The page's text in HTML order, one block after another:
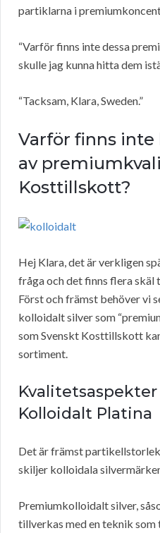
partiklarna i
“Varför finns inte dessa
skulle jag kunna hitta dem
“Tacksam, Klara, Sweden.”
Varför finns
av
Kosttillskott?
Hej Klara, det är verkligen
fråga och det finns flera
Först och främst behöver vi
kolloidalt silver som
som Svenskt Kosttillskott
sortiment.
Kolloidalt Platina
Det är främst
skiljer kolloidala
Premiumkolloidalt silver,
tillverkas med en teknik